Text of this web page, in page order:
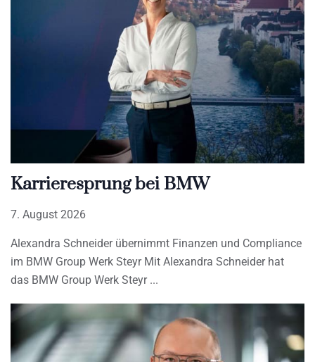
Karrieresprung bei BMW
7. August 2026
Alexandra Schneider übernimmt Finanzen und Compliance
im BMW Group Werk Steyr Mit Alexandra Schneider hat
das BMW Group Werk Steyr